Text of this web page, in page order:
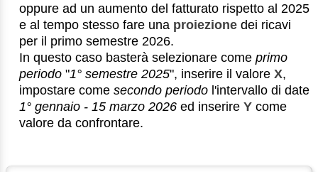
oppure ad un aumento del fatturato rispetto al 2025
e al tempo stesso fare una proiezione dei ricavi
per il primo semestre 2026.
In questo caso basterà selezionare comeprimo
periodo "1° semestre 2025", inserire il valoreX,
impostare comesecondo periodo l'intervallo di date
1° gennaio - 15 marzo 2026 ed inserireY come
valore da confrontare.